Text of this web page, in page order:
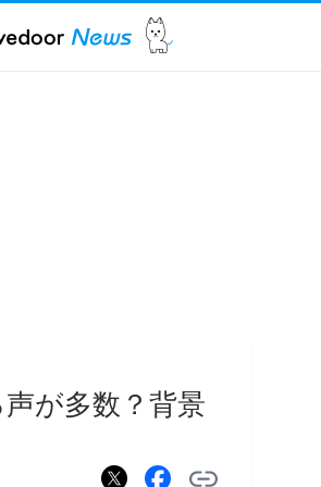
が多数？背景